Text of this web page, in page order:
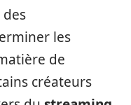
les
de
créateurs